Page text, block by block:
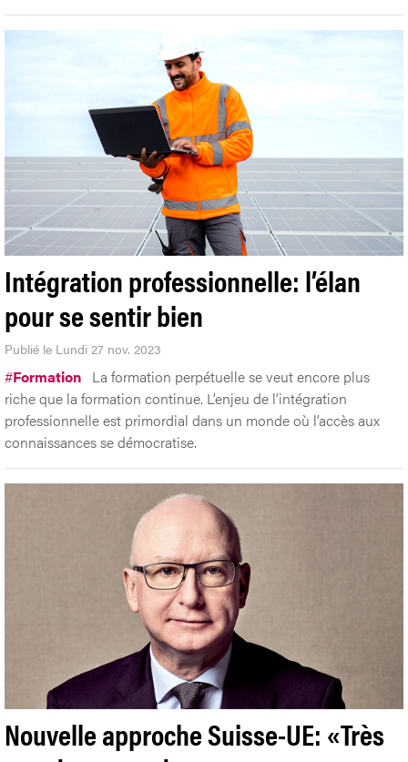
Intégration professionnelle: l’élan
pour se sentir bien
Publié le Lundi 27 nov. 2023
#Formation La formation perpétuelle se veut encore plus
riche que la formation continue. L’enjeu de l’intégration
professionnelle est primordial dans un monde où l’accès aux
connaissances se démocratise.
Nouvelle approche Suisse-UE: «Très